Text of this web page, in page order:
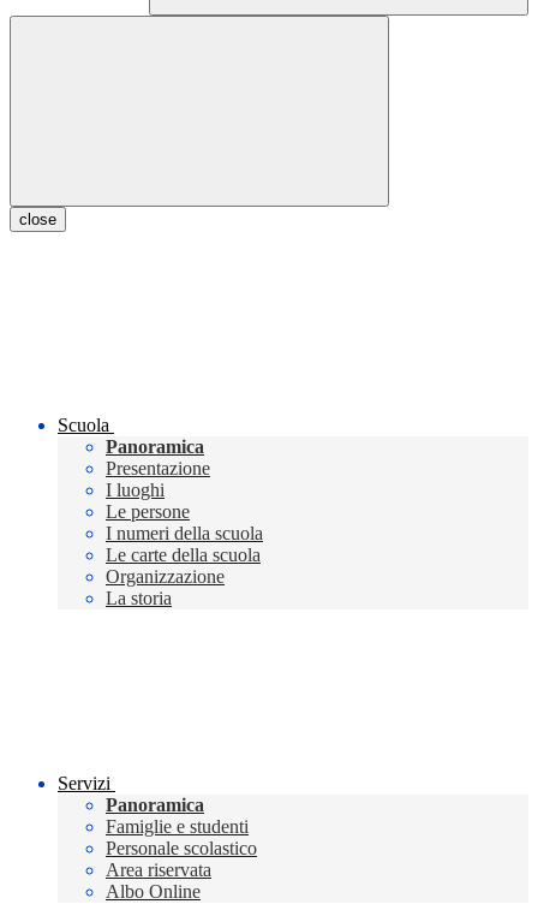
close
Scuola
Panoramica
Presentazione
I luoghi
Le persone
I numeri della scuola
Le carte della scuola
Organizzazione
La storia
Servizi
Panoramica
Famiglie e studenti
Personale scolastico
Area riservata
Albo Online